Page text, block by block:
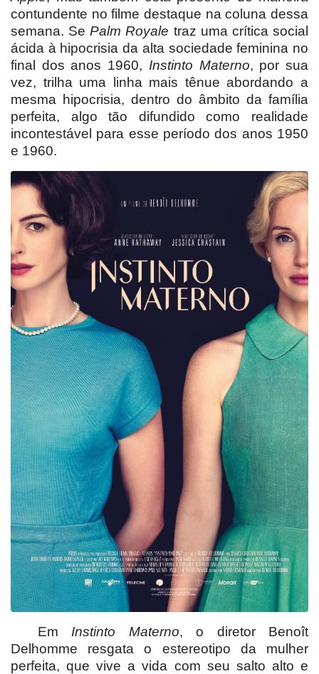
contundente no filme destaque na coluna dessa
semana. SePalm Royale traz uma crítica social
ácida à hipocrisia da alta sociedade feminina no
final dos anos 1960, Instinto Materno, por sua
vez, trilha uma linha mais tênue abordando a
mesma hipocrisia, dentro do âmbito da família
perfeita, algo tão difundido como realidade
incontestável para esse período dos anos 1950
e 1960.
Em Instinto Materno, o diretor Benoît
Delhomme resgata o estereotipo da mulher
perfeita, que vive a vida com seu salto alto e